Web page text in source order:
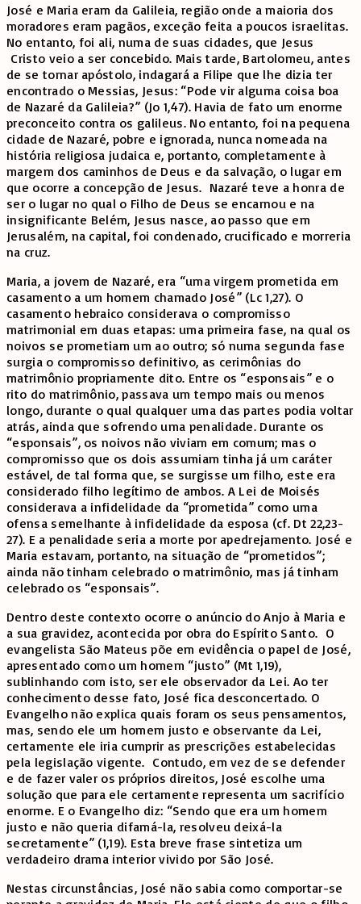
José e Maria eram da Galileia, região onde a maioria dos
moradores eram pagãos, exceção feita a poucos israelitas.
No entanto, foi ali, numa de suas cidades, que Jesus
Cristo veio a ser concebido. Mais tarde, Bartolomeu, antes
de se tornar apóstolo, indagará a Filipe que lhe dizia ter
encontrado o Messias, Jesus: “Pode vir alguma coisa boa
de Nazaré da Galileia?” (Jo 1,47). Havia de fato um enorme
preconceito contra os galileus. No entanto, foi na pequena
cidade de Nazaré, pobre e ignorada, nunca nomeada na
história religiosa judaica e, portanto, completamente à
margem dos caminhos de Deus e da salvação, o lugar em
que ocorre a concepção de Jesus. Nazaré teve a honra de
ser o lugar no qual o Filho de Deus se encarnou e na
insignificante Belém, Jesus nasce, ao passo que em
Jerusalém, na capital, foi condenado, crucificado e morreria
na cruz.
Maria, a jovem de Nazaré, era “uma virgem prometida em
casamento a um homem chamado José” (Lc 1,27). O
casamento hebraico considerava o compromisso
matrimonial em duas etapas: uma primeira fase, na qual os
noivos se prometiam um ao outro; só numa segunda fase
surgia o compromisso definitivo, as cerimônias do
matrimônio propriamente dito. Entre os “esponsais” e o
rito do matrimônio, passava um tempo mais ou menos
longo, durante o qual qualquer uma das partes podia voltar
atrás, ainda que sofrendo uma penalidade. Durante os
“esponsais”, os noivos não viviam em comum; mas o
compromisso que os dois assumiam tinha já um caráter
estável, de tal forma que, se surgisse um filho, este era
considerado filho legítimo de ambos. A Lei de Moisés
considerava a infidelidade da “prometida” como uma
ofensa semelhante à infidelidade da esposa (cf. Dt 22,23-
27). E a penalidade seria a morte por apedrejamento. José e
Maria estavam, portanto, na situação de “prometidos”;
ainda não tinham celebrado o matrimônio, mas já tinham
celebrado os “esponsais”.
Dentro deste contexto ocorre o anúncio do Anjo à Maria e
a sua gravidez, acontecida por obra do Espírito Santo. O
evangelista São Mateus põe em evidência o papel de José,
apresentado como um homem “justo” (Mt 1,19),
sublinhando com isto, ser ele observador da Lei. Ao ter
conhecimento desse fato, José fica desconcertado. O
Evangelho não explica quais foram os seus pensamentos,
mas, sendo ele um homem justo e observante da Lei,
certamente ele iria cumprir as prescrições estabelecidas
pela legislação vigente. Contudo, em vez de se defender
e de fazer valer os próprios direitos, José escolhe uma
solução que para ele certamente representa um sacrifício
enorme. E o Evangelho diz: “Sendo que era um homem
justo e não queria difamá-la, resolveu deixá-la
secretamente” (1,19). Esta breve frase sintetiza um
verdadeiro drama interior vivido por São José.
Nestas circunstâncias, José não sabia como comportar-se